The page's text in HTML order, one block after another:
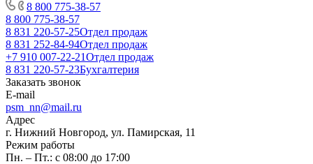
8 800 775-38-57
8 800 775-38-57
8 831 220-57-25Отдел продаж
8 831 252-84-94Отдел продаж
+7 910 007-22-21Отдел продаж
8 831 220-57-23Бухгалтерия
Заказать звонок
E-mail
psm_nn@mail.ru
Адрес
г. Нижний Новгород, ул. Памирская, 11
Режим работы
Пн. – Пт.: с 08:00 до 17:00